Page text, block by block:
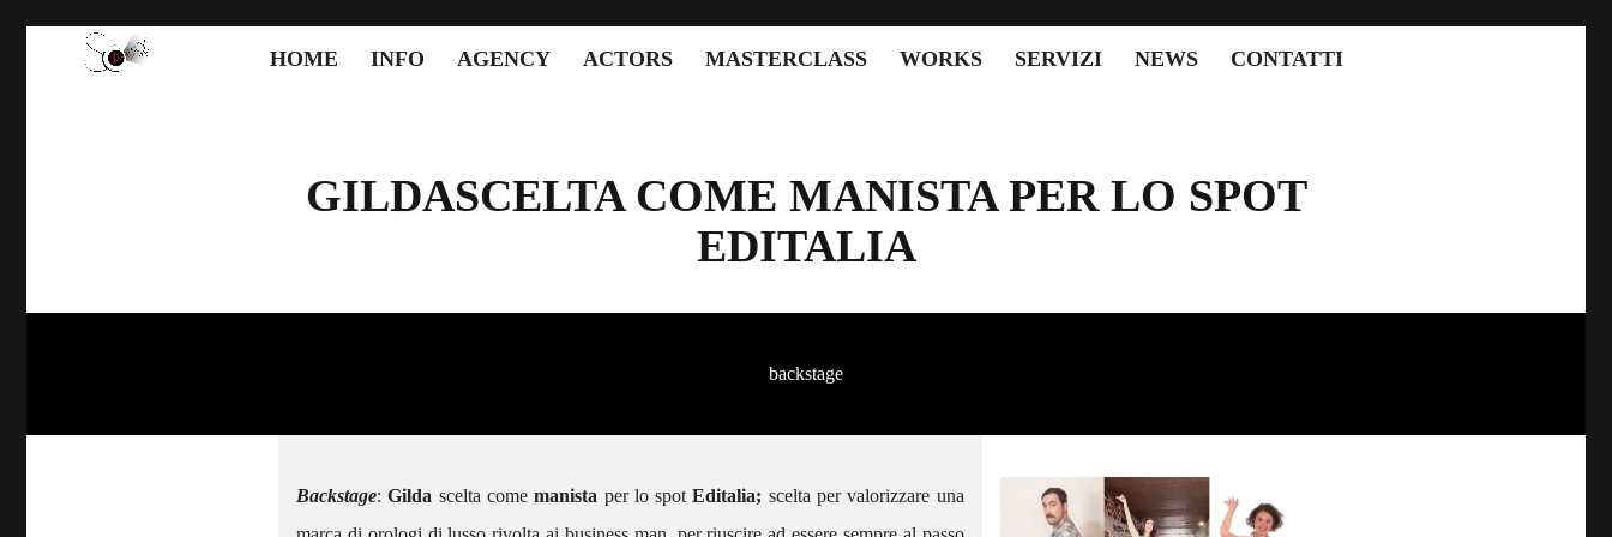
HOME INFO AGENCY ACTORS MASTERCLASS WORKS SERVIZI NEWS CONTATTI
GILDASCELTA COME MANISTA PER LO SPOT
EDITALIA
backstage
Backstage:Gilda scelta comemanista per lo spotEditalia; scelta per valorizzare una
SCACTORS – GIORGIA
PROTAGONISTA DEL NUOVO